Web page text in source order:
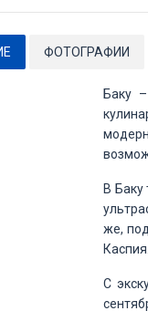
ФОТОГРАФИИ
Баку
В Баку
же,
Каспия.
С